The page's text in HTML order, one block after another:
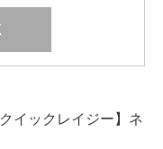
イックレイジー】ネ